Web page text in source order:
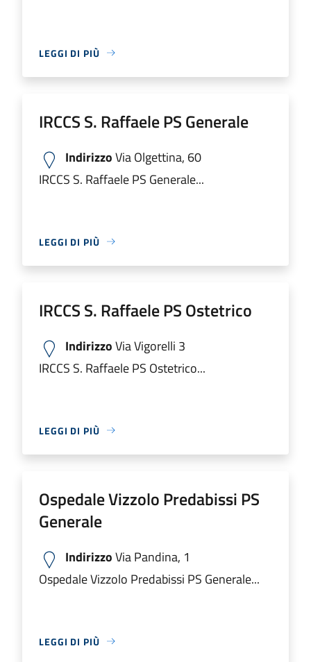
LEGGI DI PIÙ
IRCCS S. Raffaele PS Generale
IndirizzoVia Olgettina, 60
IRCCS S. Raffaele PS Generale...
LEGGI DI PIÙ
IRCCS S. Raffaele PS Ostetrico
IndirizzoVia Vigorelli 3
IRCCS S. Raffaele PS Ostetrico...
LEGGI DI PIÙ
Ospedale Vizzolo Predabissi PS
Generale
IndirizzoVia Pandina, 1
Ospedale Vizzolo Predabissi PS Generale...
LEGGI DI PIÙ